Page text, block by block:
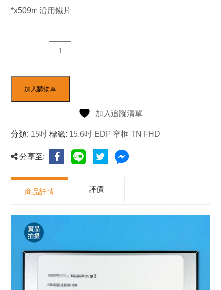
*x509m 沿用鐵片
加入購物車
加入追蹤清單
分類: 15吋 標籤: 15.6吋 EDP 窄框 TN FHD
分享至:
商品詳情 評價